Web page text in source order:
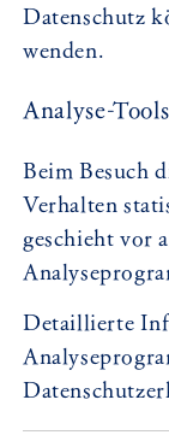
Datenschutz
wenden.
Analyse-
Beim Besuch
Verhalten
geschieht vor
Detaillierte